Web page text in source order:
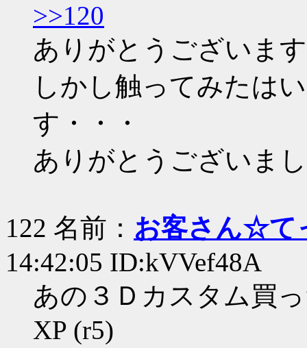
>>120
ありがとうございま
しかし触ってみたは
す・・・
ありがとうございま
122 名前： お客さん☆て
14:42:05 ID:kVVef48A
あの３Ｄカスタム買
XP (r5)